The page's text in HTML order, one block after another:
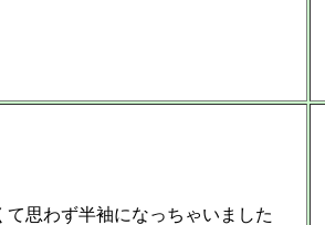
て思わず半袖になっちゃいました